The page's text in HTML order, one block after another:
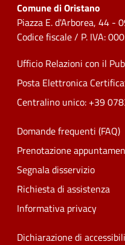
Comune di Oristano
Piazza E. d'Arborea, 44 -
Codice fiscale / P. IVA:
Ufficio Relazioni con il
Posta Elettronica
Centralino unico: +39
Domande frequenti (FAQ)
Prenotazione
Segnala disservizio
Richiesta di assistenza
Informativa privacy
Dichiarazione di